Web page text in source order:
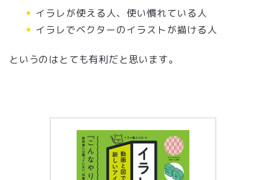
イラレが使える人、使い慣れている人
イラレでベクターのイラストが描ける人
というのはとても有利だと思います。